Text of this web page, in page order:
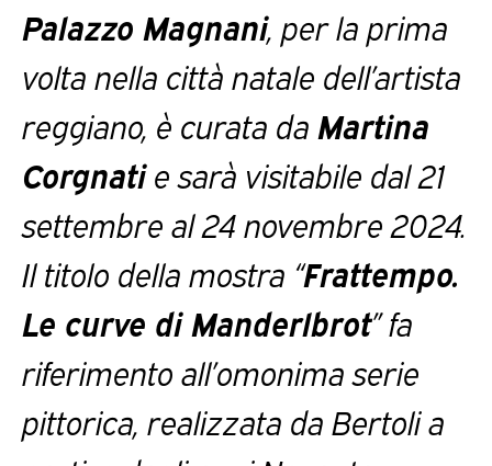
Palazzo Magnani, per la prima
volta nella città natale dell’artista
reggiano, è curata da Martina
Corgnatie sarà visitabile dal 21
settembre al 24 novembre 2024.
Il titolo della mostra “Frattempo.
Le curve di Manderlbrot” fa
riferimento all’omonima serie
pittorica, realizzata da Bertoli a